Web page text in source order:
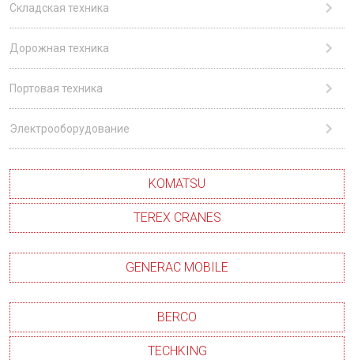
Складская техника
Дорожная техника
Портовая техника
Электрооборудование
KOMATSU
TEREX CRANES
GENERAC MOBILE
BERCO
TECHKING